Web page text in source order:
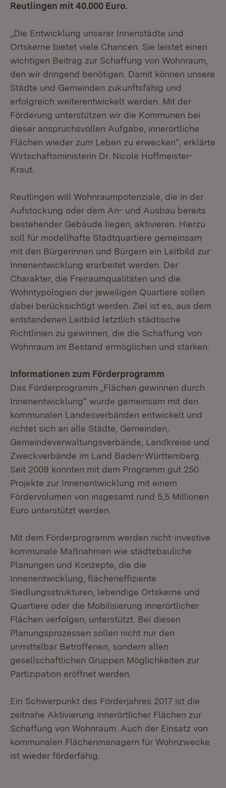
Reutlingen mit 40.000 Euro.
„Die Entwicklung unserer Innenstädte und
Ortskerne bietet viele Chancen. Sie leistet einen
wichtigen Beitrag zur Schaffung von Wohnraum,
den wir dringend benötigen. Damit können unsere
Städte und Gemeinden zukunftsfähig und
erfolgreich weiterentwickelt werden. Mit der
Förderung unterstützen wir die Kommunen bei
dieser anspruchsvollen Aufgabe, innerörtliche
Flächen wieder zum Leben zu erwecken“, erklärte
Wirtschaftsministerin Dr. Nicole Hoffmeister-
Kraut.
Reutlingen will Wohnraumpotenziale, die in der
Aufstockung oder dem An- und Ausbau bereits
bestehender Gebäude liegen, aktivieren. Hierzu
soll für modellhafte Stadtquartiere gemeinsam
mit den Bürgerinnen und Bürgern ein Leitbild zur
Innenentwicklung erarbeitet werden. Der
Charakter, die Freiraumqualitäten und die
Wohntypologien der jeweiligen Quartiere sollen
dabei berücksichtigt werden. Ziel ist es, aus dem
entstandenen Leitbild letztlich städtische
Richtlinien zu gewinnen, die die Schaffung von
Wohnraum im Bestand ermöglichen und stärken.
Informationen zum Förderprogramm
Das Förderprogramm „Flächen gewinnen durch
Innenentwicklung“ wurde gemeinsam mit den
kommunalen Landesverbänden entwickelt und
richtet sich an alle Städte, Gemeinden,
Gemeindeverwaltungsverbände, Landkreise und
Zweckverbände im Land Baden-Württemberg.
Seit 2009 konnten mit dem Programm gut 250
Projekte zur Innenentwicklung mit einem
Fördervolumen von insgesamt rund 5,5 Millionen
Euro unterstützt werden.
Mit dem Förderprogramm werden nicht-investive
kommunale Maßnahmen wie städtebauliche
Planungen und Konzepte, die die
Innenentwicklung, flächeneffiziente
Siedlungsstrukturen, lebendige Ortskerne und
Quartiere oder die Mobilisierung innerörtlicher
Flächen verfolgen, unterstützt. Bei diesen
Planungsprozessen sollen nicht nur den
unmittelbar Betroffenen, sondern allen
gesellschaftlichen Gruppen Möglichkeiten zur
Partizipation eröffnet werden.
Ein Schwerpunkt des Förderjahres 2017 ist die
zeitnahe Aktivierung innerörtlicher Flächen zur
Schaffung von Wohnraum. Auch der Einsatz von
kommunalen Flächenmanagern für Wohnzwecke
ist wieder förderfähig.